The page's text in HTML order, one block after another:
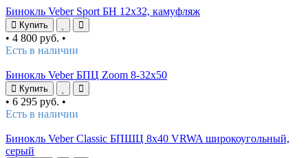
Бинокль Veber Sport БН 12х32, камуфляж
Купить
• 4 800 руб. •
Есть в наличии
Бинокль Veber БПЦ Zoom 8-32x50
Купить
• 6 295 руб. •
Есть в наличии
Бинокль Veber Classic БПШЦ 8x40 VRWA широкоугольный,
серый